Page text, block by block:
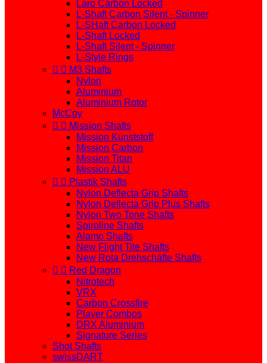
Laro Carbon Locked
L-Shaft Carbon Silent - Spinner
L-SHaft Carbon Locked
L-Shaft Locked
L-Shaft Silent - Spinner
L-Style Rings
  M3 Shafts
Nylon
Aluminium
Aluminium Rotor
McCoy
  Mission Shafts
Mission Kunststoff
Mission Carbon
Mission Titan
Mission ALU
  Plastik Shafts
Nylon Deflecta Grip Shafts
Nylon Deflecta Grip Plus Shafts
Nylon Two Tone Shafts
Spiroline Shafts
Alamo Shafts
New Flight Tite Shafts
New Rota Drehschäfte Shafts
  Red Dragon
Nitrotech
VRX
Carbon Crossfire
Player Combos
DRX Aluminium
Signature Series
Shot Shafts
swissDART